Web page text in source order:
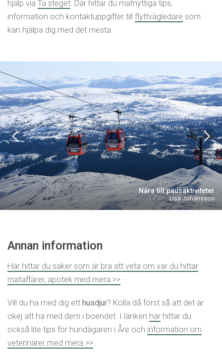
hjälp via Ta steget. Där hittar du matnyttiga tips,
information och kontaktuppgifter till flyttvägledare som
kan hjälpa dig med det mesta.
Nära till pausaktiviteter
Lisa Johansson
Annan information
Här hittar du saker som är bra att veta om var du hittar
mataffärer, apotek med mera >>
Vill du ha med dig ett husdjur? Kolla då först så att det är
okej att ha med dem i boendet. I länken här hittar du
också lite tips för hundägaren i Åre och information om
veterinärer med mera >>